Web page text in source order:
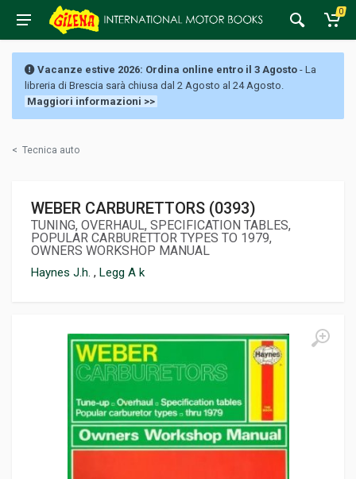
0
Vacanze estive 2026: Ordina online entro il 3 Agosto - La
libreria di Brescia sarà chiusa dal 2 Agosto al 24 Agosto.
Maggiori informazioni >>
< Tecnica auto
WEBER CARBURETTORS (0393)
TUNING, OVERHAUL, SPECIFICATION TABLES,
POPULAR CARBURETTOR TYPES TO 1979,
OWNERS WORKSHOP MANUAL
Haynes J.h. , Legg A k